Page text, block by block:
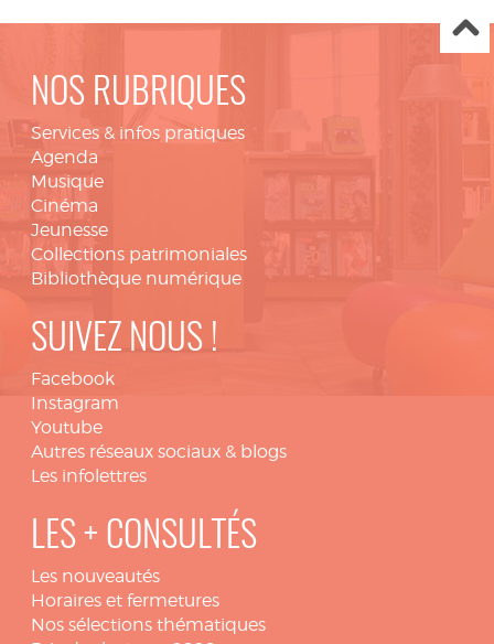
NOS RUBRIQUES
Services & infos pratiques
Agenda
Musique
Cinéma
Jeunesse
Collections patrimoniales
Bibliothèque numérique
SUIVEZ NOUS !
Facebook
Instagram
Youtube
Autres réseaux sociaux & blogs
Les infolettres
LES + CONSULTÉS
Les nouveautés
Horaires et fermetures
Nos sélections thématiques